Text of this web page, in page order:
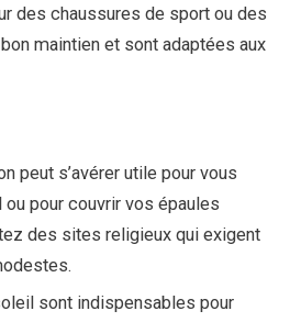
des chaussures de sport ou des
maintien et sont adaptées aux
peut s’avérer utile pour vous
pour couvrir vos épaules
des sites religieux qui exigent
sont indispensables pour